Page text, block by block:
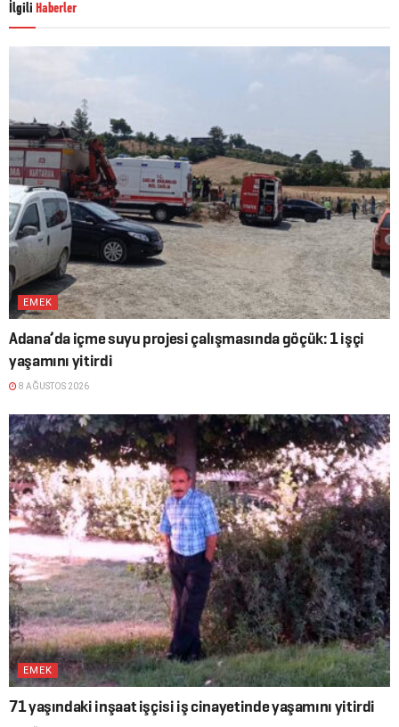
İlgili Haberler
EMEK
Adana’da içme suyu projesi çalışmasında göçük: 1 işçi
yaşamını yitirdi
8 AĞUSTOS 2026
EMEK
71 yaşındaki inşaat işçisi iş cinayetinde yaşamını yitirdi